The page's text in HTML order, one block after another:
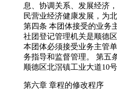
息、协调关系、发展经济
民营业经济健康发展，为
第四条 本团体接受的业务
社团登记管理机关是顺德
本团体必须接受业务主管
务指导和监督管理。 第五
顺德区北滘镇工业大道10
第六章 章程的修改程序